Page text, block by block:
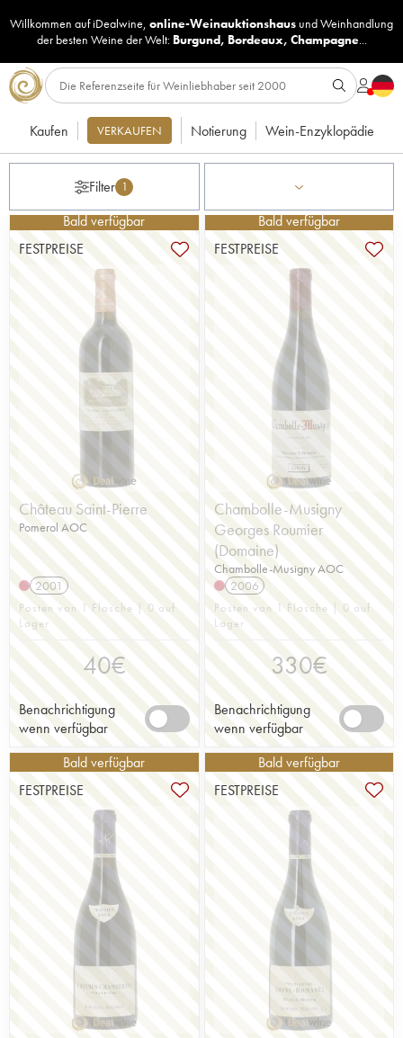
Willkommen auf iDealwine, online-Weinauktionshaus undWeinhandlung
der besten Weine der Welt: Burgund, Bordeaux, Champagne...
Kaufen VERKAUFEN Notierung Wein-Enzyklopädie
Filter 1
Bald verfügbar
FESTPREISE
Château Saint-Pierre
Pomerol AOC
2001
Posten von 1 Flasche | 0 auf
Lager
40€
Benachrichtigung
wenn verfügbar
Bald verfügbar
FESTPREISE
Chambolle-Musigny
Georges Roumier
(Domaine)
Chambolle-Musigny AOC
2006
Posten von 1 Flasche | 0 auf
Lager
330€
Benachrichtigung
wenn verfügbar
Bald verfügbar
FESTPREISE
Bald verfügbar
FESTPREISE